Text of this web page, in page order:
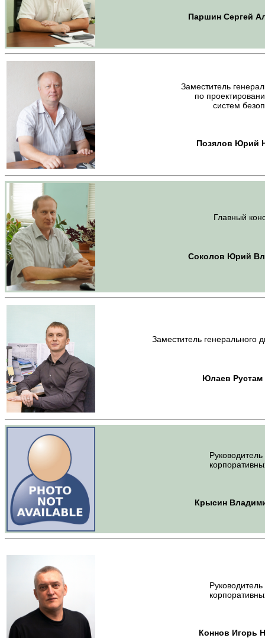
Паршин Сергей
Заместитель
по
систем
Позялов Юрий
Главный
Соколов Юрий
Заместитель генерального
Юлаев Рустам
Руководитель
Крысин
Руководитель
Коннов Игорь